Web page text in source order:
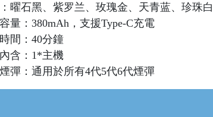
曜石黑、紫罗兰、玫瑰金、天青蓝、珍珠白
量：380mAh，支援Type-C充電
間：40分鐘
含：1*主機
彈：通用於所有4代5代6代煙彈